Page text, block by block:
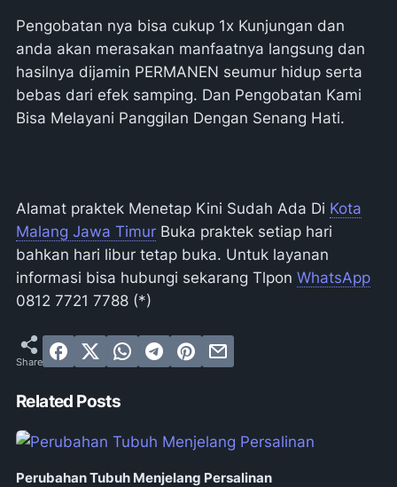
Pengobatan nya bisa cukup 1x Kunjungan dan
anda akan merasakan manfaatnya langsung dan
hasilnya dijamin PERMANEN seumur hidup serta
bebas dari efek samping. Dan Pengobatan Kami
Bisa Melayani Panggilan Dengan Senang Hati.
Alamat praktek Menetap Kini Sudah Ada Di Kota
Malang Jawa Timur Buka praktek setiap hari
bahkan hari libur tetap buka. Untuk layanan
informasi bisa hubungi sekarang Tlpon WhatsApp
0812 7721 7788 (*)
Related Posts
Perubahan Tubuh Menjelang Persalinan